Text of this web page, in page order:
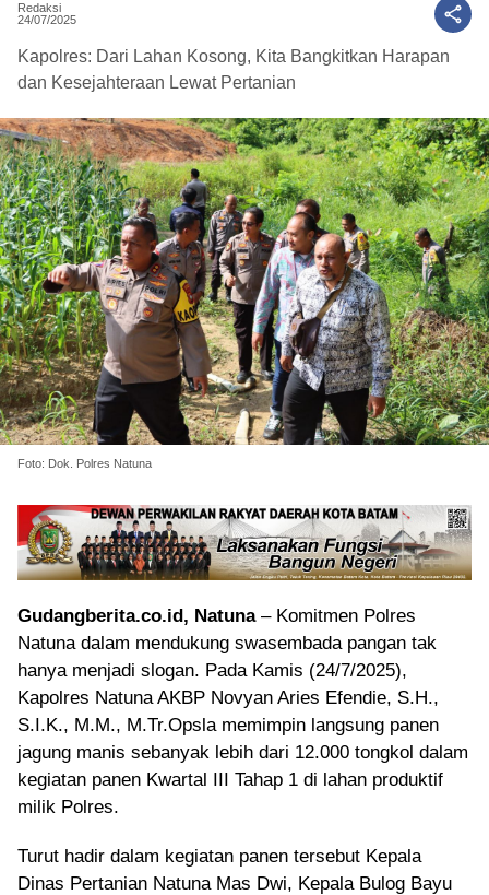
Redaksi
24/07/2025
Kapolres: Dari Lahan Kosong, Kita Bangkitkan Harapan
dan Kesejahteraan Lewat Pertanian
Foto: Dok. Polres Natuna
Gudangberita.co.id, Natuna– Komitmen Polres
Natuna dalam mendukung swasembada pangan tak
hanya menjadi slogan. Pada Kamis (24/7/2025),
Kapolres Natuna AKBP Novyan Aries Efendie, S.H.,
S.I.K., M.M., M.Tr.Opsla memimpin langsung panen
jagung manis sebanyak lebih dari 12.000 tongkol dalam
kegiatan panen Kwartal III Tahap 1 di lahan produktif
milik Polres.
Turut hadir dalam kegiatan panen tersebut Kepala
Dinas Pertanian Natuna Mas Dwi, Kepala Bulog Bayu